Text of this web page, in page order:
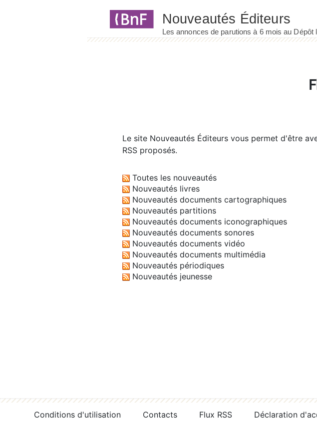
Le site Nouveautés Éditeurs vous permet d'être
RSS proposés.
Toutes les nouveautés
Nouveautés livres
Nouveautés documents cartographiques
Nouveautés partitions
Nouveautés documents iconographiques
Nouveautés documents sonores
Nouveautés documents vidéo
Nouveautés documents multimédia
Nouveautés périodiques
Nouveautés jeunesse
Conditions d'utilisation Contacts Flux RSS Déclaration